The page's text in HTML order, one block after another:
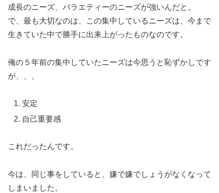
成長のニーズ、バラエティーのニーズが強いんだと。
で、最も大切なのは、この集中しているニーズは、今まで
生きていた中で勝手に出来上がったものなのです。
俺の５年前の集中していたニーズは今思うと恥ずかしです
が、、、
安定
自己重要感
これだったんです。
今は、同じ事をしていると、嫌で嫌でしょうがなくなって
しまいました。